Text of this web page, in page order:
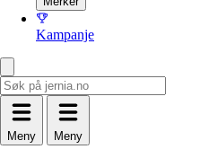
Kampanje
Meny Meny